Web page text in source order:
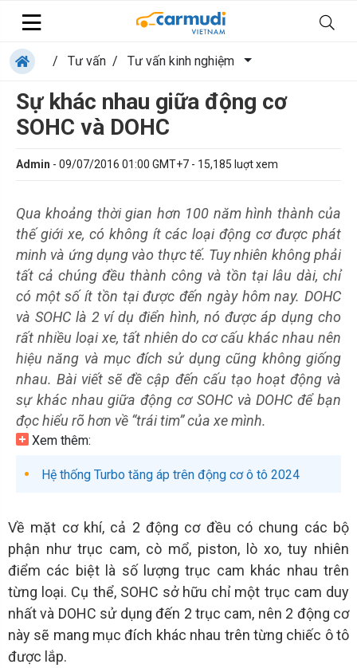
/ Tư vấn / Tư vấn kinh nghiệm
Sự khác nhau giữa động cơ
SOHC và DOHC
Admin - 09/07/2016 01:00 GMT+7 - 15,185 luợt xem
Qua khoảng thời gian hơn 100 năm hình thành của
thế giới xe, có không ít các loại động cơ được phát
minh và ứng dụng vào thực tế. Tuy nhiên không phải
tất cả chúng đều thành công và tồn tại lâu dài, chỉ
có một số ít tồn tại được đến ngày hôm nay. DOHC
và SOHC là 2 ví dụ điển hình, nó được áp dụng cho
rất nhiều loại xe, tất nhiên do cơ cấu khác nhau nên
hiệu năng và mục đích sử dụng cũng không giống
nhau. Bài viết sẽ đề cập đến cấu tạo hoạt động và
sự khác nhau giữa động cơ SOHC và DOHC để bạn
đọc hiểu rõ hơn về “trái tim” của xe mình.
Xem thêm:
Hệ thống Turbo tăng áp trên động cơ ô tô 2024
Về mặt cơ khí, cả 2 động cơ đều có chung các bộ
phận như trục cam, cò mổ, piston, lò xo, tuy nhiên
điểm các biệt là số lượng trục cam khác nhau trên
từng loại. Cụ thể, SOHC sở hữu chỉ một trục cam duy
nhất và DOHC sử dụng đến 2 trục cam, nên 2 động cơ
này sẽ mang mục đích khác nhau trên từng chiếc ô tô
được lắp.